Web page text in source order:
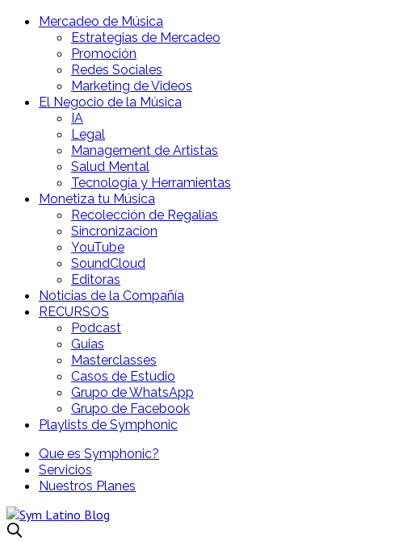
Mercadeo de Música
Estrategias de Mercadeo
Promoción
Redes Sociales
Marketing de Videos
El Negocio de la Música
IA
Legal
Management de Artistas
Salud Mental
Tecnología y Herramientas
Monetiza tu Música
Recolección de Regalías
Sincronizacion
YouTube
SoundCloud
Editoras
Noticias de la Compañía
RECURSOS
Podcast
Guias
Masterclasses
Casos de Estudio
Grupo de WhatsApp
Grupo de Facebook
Playlists de Symphonic
Que es Symphonic?
Servicios
Nuestros Planes